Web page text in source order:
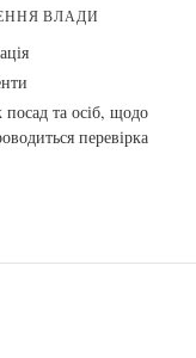
ВЛАДИ
посад та осіб, щодо
перевірка